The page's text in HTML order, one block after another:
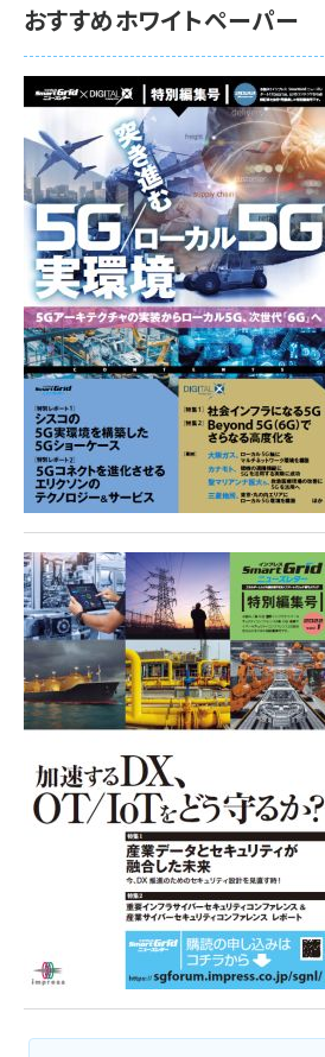
おすすめホワイトペーパー
環境対策、建機の遠隔操
次世代通信規格「5G」
SmartGrid ニューズレター
Summer
重要インフラサイバーセ
特別電子版！
― 産業サイバーセキュ
へ！ ―
加速するDX、OT/IoTを
インプレス SmartGridニュー
Vol.1